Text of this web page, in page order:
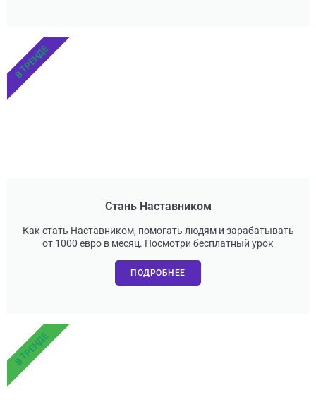
Стань Наставником
Как стать Наставником, помогать людям и зарабатывать
от 1000 евро в месяц. Посмотри бесплатный урок
ПОДРОБНЕЕ
В ТРЕНДЕ
В ТРЕНДЕ